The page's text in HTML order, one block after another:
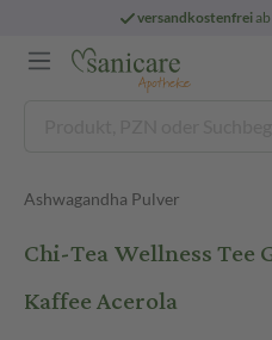
versandkostenfrei
Ashwagandha Pulver
Chi-Tea Wellness Tee
Kaffee Acerola